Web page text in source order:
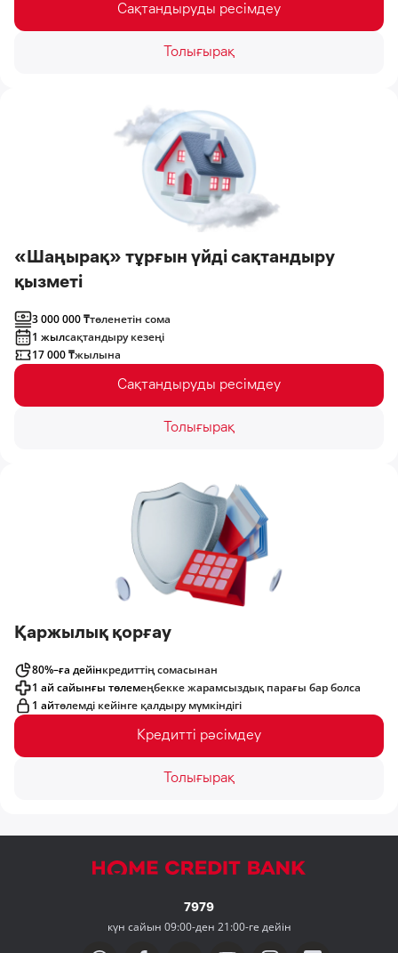
Сақтандыруды ресімдеу
Толығырақ
«Шаңырақ» тұрғын үйді сақтандыру
қызметі
3 000 000 ₸төленетін сома
1 жылсақтандыру кезеңі
17 000 ₸жылына
Сақтандыруды ресімдеу
Толығырақ
Қаржылық қорғау
80%–ға дейінкредиттің сомасынан
1 ай сайынғы төлемеңбекке жарамсыздық парағы бар болса
1 айтөлемді кейінге қалдыру мүмкіндігі
Кредитті рәсімдеу
Толығырақ
7979
күн сайын 09:00-ден 21:00-ге дейін